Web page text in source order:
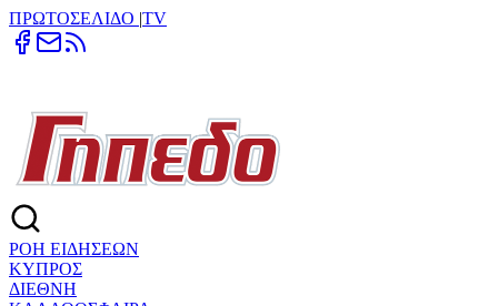
ΠΡΩΤΟΣΕΛΙΔΟ |TV
ΡΟΗ ΕΙΔΗΣΕΩΝ
ΚΥΠΡΟΣ
ΔΙΕΘΝΗ